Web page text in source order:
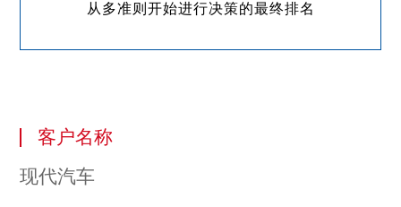
从多准则开始进行决策的最终排名
客户名称
现代汽车